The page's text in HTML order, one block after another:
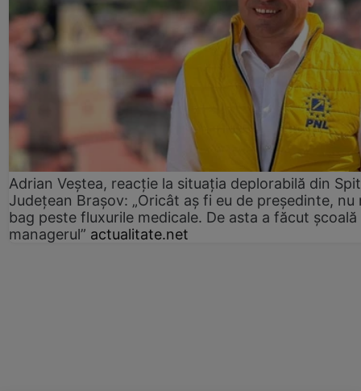
Adrian Veștea, reacție la situația deplorabilă din
Județean Brașov: „Oricât aș fi eu de președinte, nu
bag peste fluxurile medicale. De asta a făcut școală
managerul” actualitate.net